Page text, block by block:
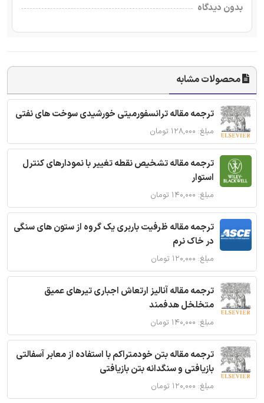
بدون دیدگاه
محصولات مشابه
ترجمه مقاله ترانسفورمیتی خورشیدی سوخت های نفتی
مبلغ: ۱۲۸,۰۰۰ تومان
ترجمه مقاله تشخیص نقطه تغییر با نمودارهای کنترل
استوار
مبلغ: ۱۴۰,۰۰۰ تومان
ترجمه مقاله ظرفیت باربری یک گروه از ستون های سنگی
در خاک نرم
مبلغ: ۱۲۰,۰۰۰ تومان
ترجمه مقاله آنالیز ارتعاش اجباری تیرهای عمیق
متخلخل هدفمند
مبلغ: ۱۴۰,۰۰۰ تومان
ترجمه مقاله بتن خودمتراکم با استفاده از معابر آسفالتی
بازیافتی و سنگدانه بتن بازیافتی
مبلغ: ۱۲۰,۰۰۰ تومان